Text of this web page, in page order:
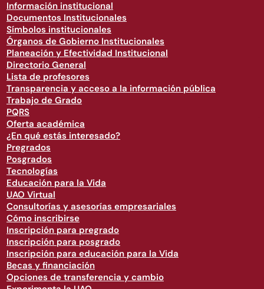
Información institucional
Documentos Institucionales
Símbolos institucionales
Órganos de Gobierno Institucionales
Planeación y Efectividad Institucional
Directorio General
Lista de profesores
Transparencia y acceso a la información pública
Trabajo de Grado
PQRS
Oferta académica
¿En qué estás interesado?
Pregrados
Posgrados
Tecnologías
Educación para la Vida
UAO Virtual
Consultorías y asesorías empresariales
Cómo inscribirse
Inscripción para pregrado
Inscripción para posgrado
Inscripción para educación para la Vida
Becas y financiación
Opciones de transferencia y cambio